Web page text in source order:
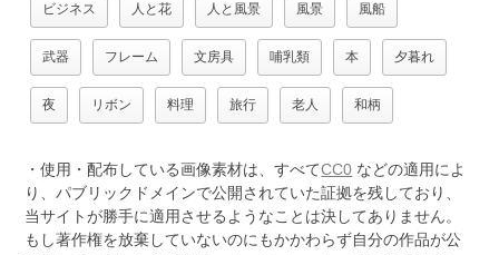
ビジネス 人と花 人と風景 風景 風船
武器 フレーム 文房具 哺乳類 本 夕暮れ
夜 リボン 料理 旅行 老人 和柄
・使用・配布している画像素材は、すべてCC0 などの適用によ
り、パブリックドメインで公開されていた証拠を残しており、
当サイトが勝手に適用させるようなことは決してありません。
もし著作権を放棄していないのにもかかわらず自分の作品が公